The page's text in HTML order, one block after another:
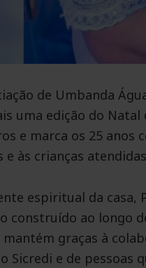
de Umbanda
uma edição do Natal
e marca os 25 anos
e às crianças
espiritual da casa,
construído ao longo
mantém graças à
Sicredi e de